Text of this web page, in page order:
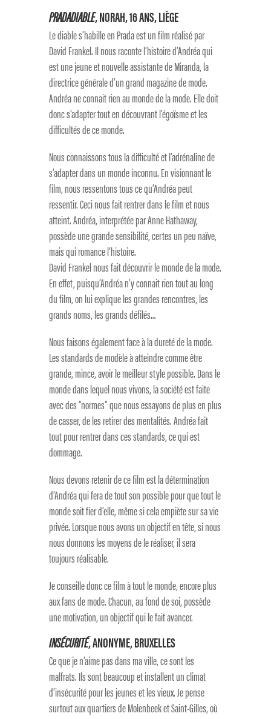
PRADADIABLE, NORAH, 16 ANS, LIÈGE
Le diable s’habille en Prada est un film réalisé par
David Frankel. Il nous raconte l’histoire d’Andréa qui
est une jeune et nouvelle assistante de Miranda, la
directrice générale d’un grand magazine de mode.
Andréa ne connait rien au monde de la mode. Elle doit
donc s’adapter tout en découvrant l’égoïsme et les
difficultés de ce monde.
Nous connaissons tous la difficulté et l’adrénaline de
s’adapter dans un monde inconnu. En visionnant le
film, nous ressentons tous ce qu’Andréa peut
ressentir. Ceci nous fait rentrer dans le film et nous
atteint. Andréa, interprétée par Anne Hathaway,
possède une grande sensibilité, certes un peu naïve,
mais qui romance l’histoire.
David Frankel nous fait découvrir le monde de la mode.
En effet, puisqu’Andréa n’y connait rien tout au long
du film, on lui explique les grandes rencontres, les
grands noms, les grands défilés…
Nous faisons également face à la dureté de la mode.
Les standards de modèle à atteindre comme être
grande, mince, avoir le meilleur style possible. Dans le
monde dans lequel nous vivons, la société est faite
avec des “normes” que nous essayons de plus en plus
de casser, de les retirer des mentalités. Andréa fait
tout pour rentrer dans ces standards, ce qui est
dommage.
Nous devons retenir de ce film est la détermination
d’Andréa qui fera de tout son possible pour que tout le
monde soit fier d’elle, même si cela empiète sur sa vie
privée. Lorsque nous avons un objectif en tête, si nous
nous donnons les moyens de le réaliser, il sera
toujours réalisable.
Je conseille donc ce film à tout le monde, encore plus
aux fans de mode. Chacun, au fond de soi, possède
une motivation, un objectif qui le fait avancer.
INSÉCURITÉ, ANONYME, BRUXELLES
Ce que je n’aime pas dans ma ville, ce sont les
malfrats. Ils sont beaucoup et installent un climat
d’insécurité pour les jeunes et les vieux. Je pense
surtout aux quartiers de Molenbeek et Saint-Gilles, où